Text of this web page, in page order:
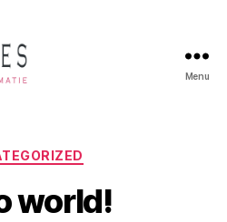
Menu
Categorieën
world!